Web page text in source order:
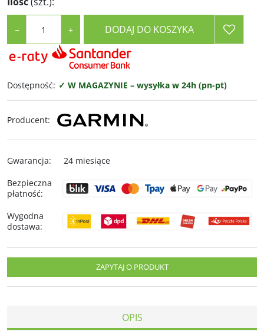
− + DODAJ DO KOSZYKA
Dostępność: ✓ W MAGAZYNIE – wysyłka w 24h (pn-pt)
Producent:
Gwarancja:
24 miesiące
Bezpieczna
płatność:
Wygodna
dostawa:
ZAPYTAJ O PRODUKT
OPIS